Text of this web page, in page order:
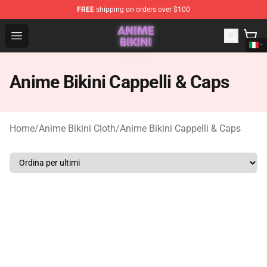
FREE shipping on orders over $100
Open menu
Anime Bikini Shop - The Best Store of Anime Bikini
Anime Bikini Cappelli & Caps
Home/Anime Bikini Cloth/Anime Bikini Cappelli & Caps